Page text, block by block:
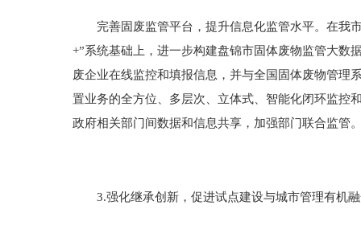
完善固废监管平台，提升信息化监管水平。在我市
+”系统基础上，进一步构建盘锦市固体废物监管大数
废企业在线监控和填报信息，并与全国固体废物管理
置业务的全方位、多层次、立体式、智能化闭环监控
政府相关部门间数据和信息共享，加强部门联合监管
3.强化继承创新，促进试点建设与城市管理有机